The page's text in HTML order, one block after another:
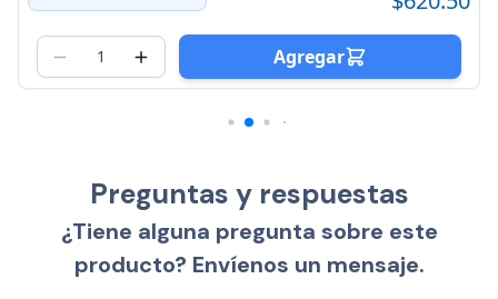
Agregar
Preguntas y respuestas
¿Tiene alguna pregunta sobre este
producto? Envíenos un mensaje.